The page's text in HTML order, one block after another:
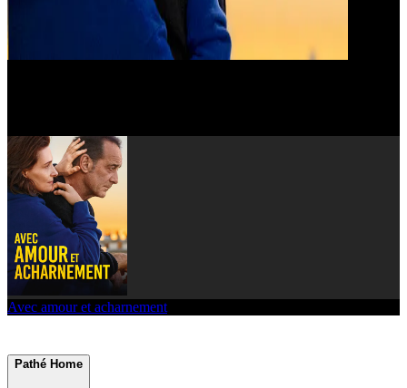
Avec amour et acharnement
Pathé Home